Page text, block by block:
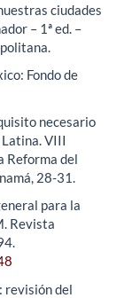
ciudades
– 1ª ed. –
Fondo de
necesario
VIII
Reforma del
28-31.
para la
Revista
revisión del